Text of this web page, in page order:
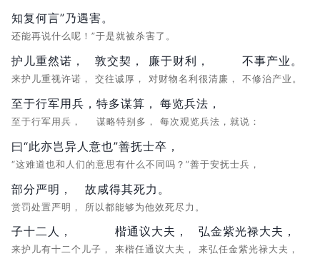
知复何言”乃遇害。
还能再说什么呢！”于是就被杀害了。
护儿重然诺，
来护儿重视许诺，
敦交契，
交往诚厚，
廉于财利，
对财物名利很清廉，
不事产业。
不修治产业。
至于行军用兵，
至于行军用兵，
特多谋算，
谋略特别多，
每览兵法，
每次观览兵法，就说：
曰“此亦岂异人意也”善抚士卒，
“这难道也和人们的意思有什么不同吗？”善于安抚士兵，
部分严明，
赏罚处置严明，
故咸得其死力。
所以都能够为他效死尽力。
子十二人，
来护儿有十二个儿子，
楷通议大夫，
来楷任通议大夫，
弘金紫光禄大夫，
来弘任金紫光禄大夫，